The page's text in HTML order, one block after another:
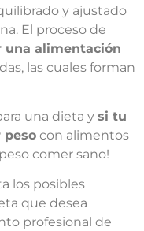
y ajustado
El proceso de
una alimentación
las cuales forman
una dieta y si tu
peso con alimentos
comer sano!
los posibles
que desea
profesional de